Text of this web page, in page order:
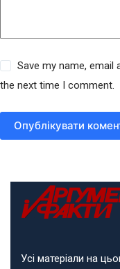
Save my name,
the next time I comment.
Опублікувати
Усі матеріали на